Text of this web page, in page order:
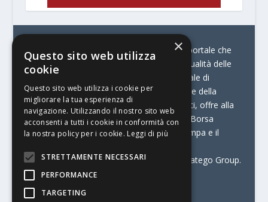
© Stratego Group –
stampamedia.net è il portale che
racconta le innovazioni tecnologiche e l’attualità delle
aziende di stampa e di converting. È il portale di
riferimento per chi opera in Italia nel settore della
comunicazione stampata. Oltre ai contenuti, offre alla
propria community diversi servizi come:
la Borsa
Lavoro, la Print Connection, i Big della Stampa e il
Stampamedia.net è una delle testate di Stratego Group.
Partita IVA
×
Questo sito web utilizza
cookie
Questo sito web utilizza i cookie per
migliorare la tua esperienza di
navigazione. Utilizzando il nostro sito web
acconsenti a tutti i cookie in conformità con
la nostra policy per i cookie. Leggi di più
STRETTAMENTE NECESSARI
PERFORMANCE
TARGETING